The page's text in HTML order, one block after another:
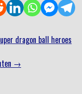
dragon ball heroes
→